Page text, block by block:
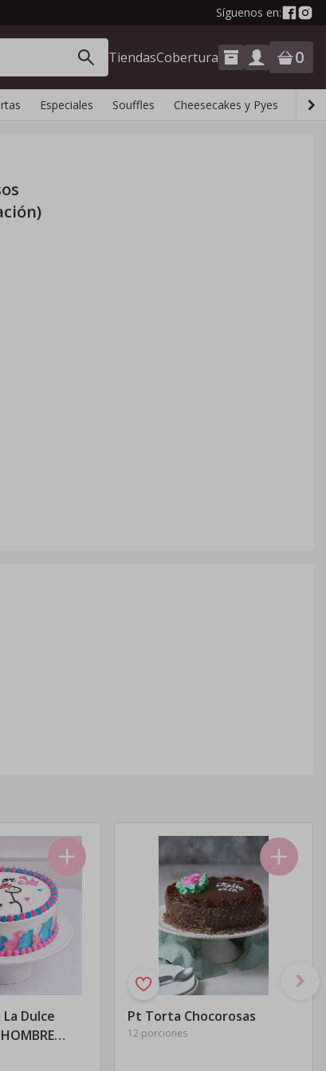
Síguenos en:
TiendasCobertura 0
Especiales Souffles Cheesecakes y Pyes
Dulce
hrs. de
Pt Torta Chocorosas
12 porciones